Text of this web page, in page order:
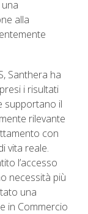
alla
Santhera ha
i risultati
supportano il
rilevante
con
vita reale.
l’accesso
necessità più
una
in Commercio